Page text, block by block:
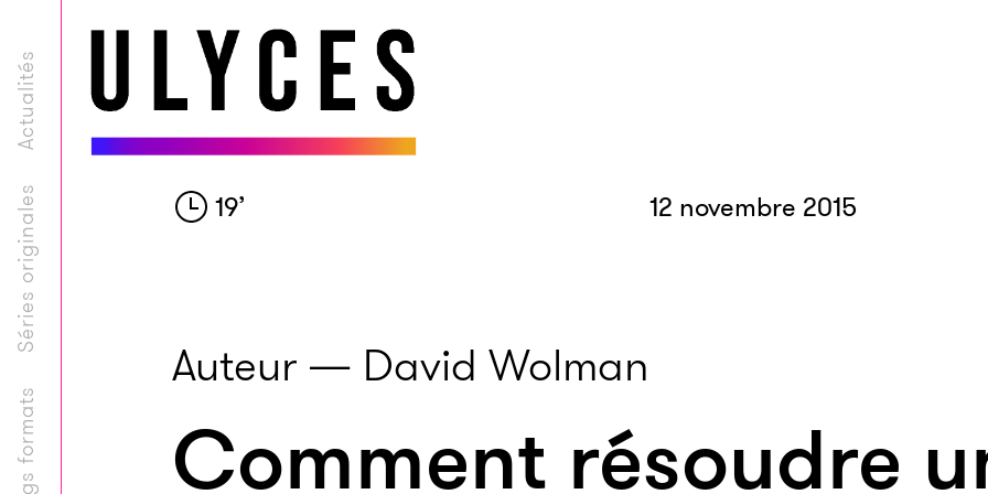
Longs formats
Séries originales
Actualités
19’ 12 novembre 2015
Auteur — David Wolman
Comment résoudre